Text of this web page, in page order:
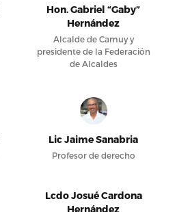
Hon. Gabriel “Gaby”
Hernández
Alcalde de Camuy y
presidente de la Federación
de Alcaldes
Lic Jaime Sanabria
Profesor de derecho
Lcdo Josué Cardona
Hernández